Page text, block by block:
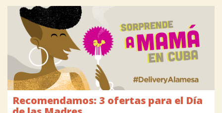
Recomendamos: 3 ofertas para el Día